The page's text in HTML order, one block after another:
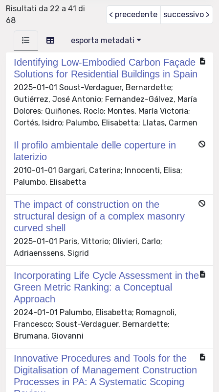
Risultati da 22 a 41 di
68
< precedente successivo >
esporta metadati
Identifying Low-Embodied Carbon Façade
Solutions for Residential Buildings in Spain
2025-01-01 Soust-Verdaguer, Bernardette;
Gutiérrez, José Antonio; Fernandez-Gálvez, María
Dolores; Quiñones, Rocío; Montes, María Victoria;
Cortés, Isidro; Palumbo, Elisabetta; Llatas, Carmen
Il profilo ambientale delle coperture in
laterizio
2010-01-01 Gargari, Caterina; Innocenti, Elisa;
Palumbo, Elisabetta
The impact of construction on the
structural design of a complex masonry
curved shell
2025-01-01 Paris, Vittorio; Olivieri, Carlo;
Adriaenssens, Sigrid
Incorporating Life Cycle Assessment in the
Green Metric Ranking: a Conceptual
Approach
2024-01-01 Palumbo, Elisabetta; Romagnoli,
Francesco; Soust-Verdaguer, Bernardette;
Brumana, Giovanni
Innovative Procedures and Tools for the
Digitalisation of Management Construction
Processes in PA: A Systematic Scoping